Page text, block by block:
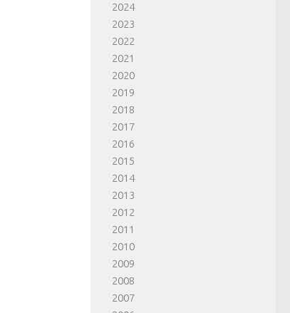
2024
2023
2022
2021
2020
2019
2018
2017
2016
2015
2014
2013
2012
2011
2010
2009
2008
2007